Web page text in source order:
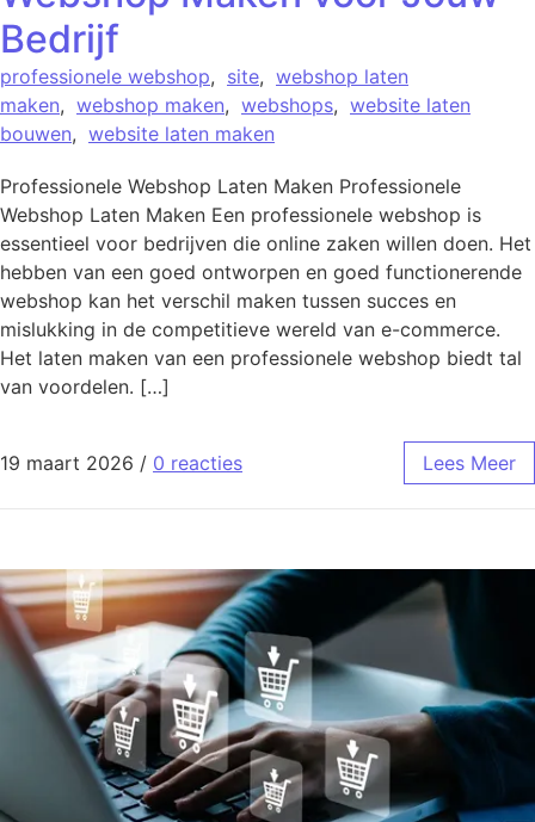
Bedrijf
professionele webshop, site, webshop laten
maken, webshop maken, webshops, website laten
bouwen, website laten maken
Professionele Webshop Laten Maken Professionele
Webshop Laten Maken Een professionele webshop is
essentieel voor bedrijven die online zaken willen doen. Het
hebben van een goed ontworpen en goed functionerende
webshop kan het verschil maken tussen succes en
mislukking in de competitieve wereld van e-commerce.
Het laten maken van een professionele webshop biedt tal
van voordelen. […]
19 maart 2026 / 0 reacties Lees Meer